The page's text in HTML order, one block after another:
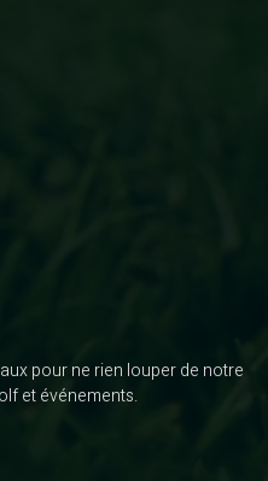
pour ne rien louper de notre
et événements.